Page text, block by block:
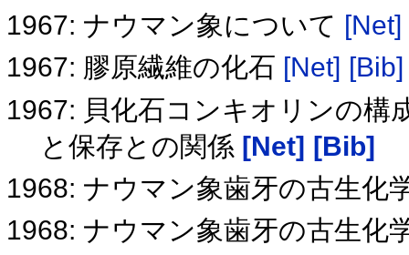
1967: ナウマン象について [Net]
1967: 膠原繊維の化石 [Net] [Bib]
1967: 貝化石コンキオリンの構
と保存との関係 [Net] [Bib]
1968: ナウマン象歯牙の古生化
1968: ナウマン象歯牙の古生化